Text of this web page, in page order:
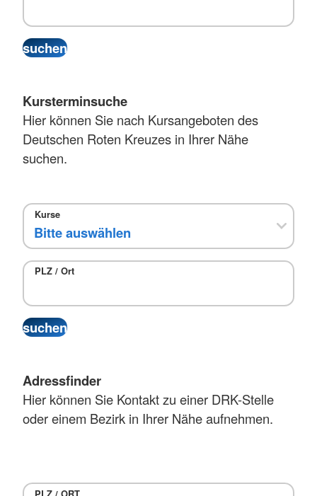
Kursterminsuche
Hier können Sie nach Kursangeboten des
Deutschen Roten Kreuzes in Ihrer Nähe
suchen.
Kurse
PLZ / Ort
Adressfinder
Hier können Sie Kontakt zu einer DRK-Stelle
oder einem Bezirk in Ihrer Nähe aufnehmen.